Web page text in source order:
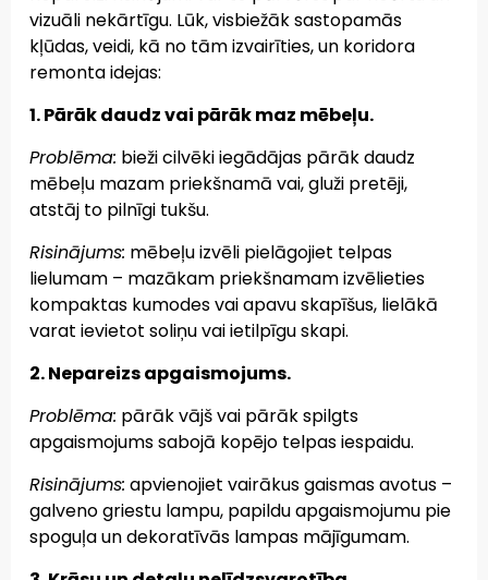
vizuāli nekārtīgu. Lūk, visbiežāk sastopamās
kļūdas, veidi, kā no tām izvairīties, un koridora
remonta idejas:
1. Pārāk daudz vai pārāk maz mēbeļu.
Problēma: bieži cilvēki iegādājas pārāk daudz
mēbeļu mazam priekšnamā vai, gluži pretēji,
atstāj to pilnīgi tukšu.
Risinājums: mēbeļu izvēli pielāgojiet telpas
lielumam – mazākam priekšnamam izvēlieties
kompaktas kumodes vai apavu skapīšus, lielākā
varat ievietot soliņu vai ietilpīgu skapi.
2. Nepareizs apgaismojums.
Problēma: pārāk vājš vai pārāk spilgts
apgaismojums sabojā kopējo telpas iespaidu.
Risinājums: apvienojiet vairākus gaismas avotus –
galveno griestu lampu, papildu apgaismojumu pie
spoguļa un dekoratīvās lampas mājīgumam.